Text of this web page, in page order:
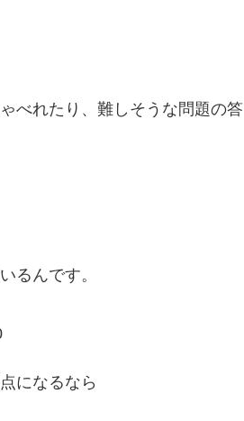
べれたり、難しそうな問題の答
るんです。
になるなら